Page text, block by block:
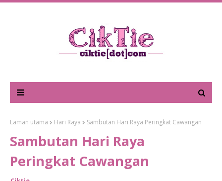
Laman utama Hari Raya Sambutan Hari Raya Peringkat Cawangan
Sambutan Hari Raya
Peringkat Cawangan